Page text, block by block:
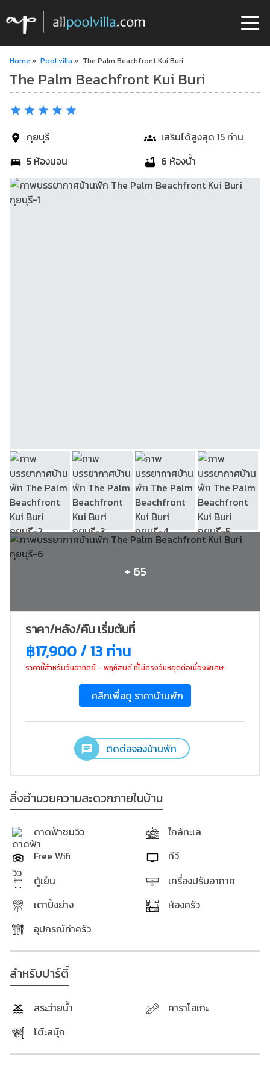
Home » Pool villa » The Palm Beachfront Kui Buri
The Palm Beachfront Kui Buri
กุยบุรี
เสริมได้สูงสุด 15 ท่าน
5 ห้องนอน
6 ห้องน้ำ
+ 65
ราคา/หลัง/คืน เริ่มต้นที่
฿17,900 / 13 ท่าน
ราคานี้สำหรับวันอาทิตย์ - พฤหัสบดี ที่ไม่ตรงวันหยุดต่อเนื่องพิเศษ
คลิกเพื่อดู ราคาบ้านพัก
ติดต่อจองบ้านพัก
สิ่งอำนวยความสะดวกภายในบ้าน
ดาดฟ้าชมวิว
ใกล้ทะเล
Free Wifi
ทีวี
ตู้เย็น
เครื่องปรับอากาศ
เตาปิ้งย่าง
ห้องครัว
อุปกรณ์ทำครัว
สำหรับปาร์ตี้
สระว่ายน้ำ
คาราโอเกะ
โต๊ะสนุ๊ก